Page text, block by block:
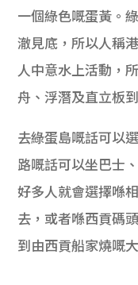
一個綠色嘅蛋黃。
澈見底，所以人稱
人中意水上活動，
舟、浮潛及直立板
去綠蛋島嘅話可以
路嘅話可以坐巴士
好多人就會選擇喺
去，或者喺西貢碼
到由西貢船家燒嘅